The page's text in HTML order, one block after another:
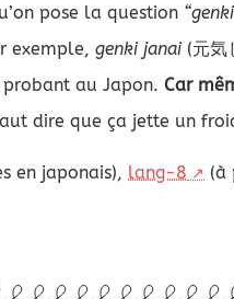
pose la question
exemple, genki janai (元気
au Japon. Car
dire que ça jette un
en japonais), lang-8
(à